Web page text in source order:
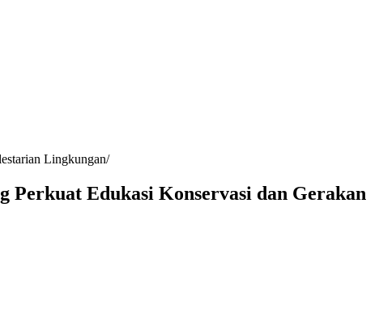
Lingkungan
Perkuat Edukasi Konservasi dan Gerakan